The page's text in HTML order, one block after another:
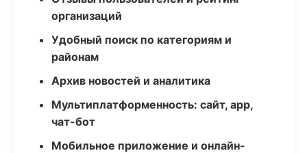
организаций
Удобный поиск по категориям и
районам
Архив новостей и аналитика
Мультиплатформенность: сайт, app,
чат-бот
Мобильное приложение и онлайн-